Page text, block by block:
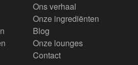
Ons verhaal
Onze ingrediënten
Blog
Onze lounges
Contact